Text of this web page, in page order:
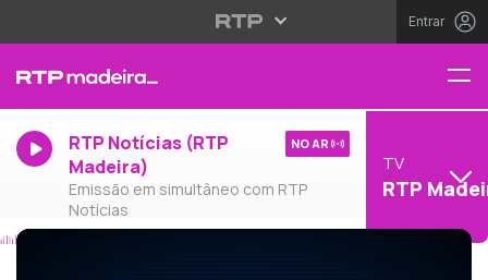
Entrar
RTP Notícias (RTP
Madeira)
Emissão em simultâneo com RTP
Notícias
NO AR
TV
RTP